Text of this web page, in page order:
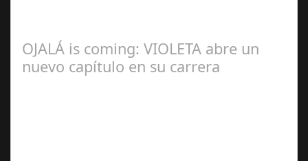
OJALÁ is coming: VIOLETA abre un
nuevo capítulo en su carrera